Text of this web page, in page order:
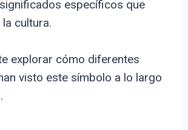
específicos que
cultura.
explorar cómo diferentes
visto este símbolo a lo largo